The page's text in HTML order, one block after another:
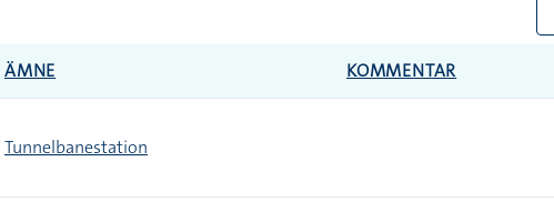
ÄMNE KOMMENTAR
Tunnelbanestation